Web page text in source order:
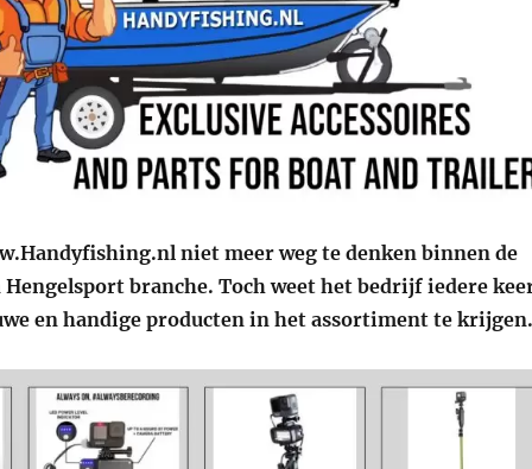
niet meer weg te denken binnen de
branche. Toch weet het bedrijf iedere
en handige producten in het assortiment te krijgen.